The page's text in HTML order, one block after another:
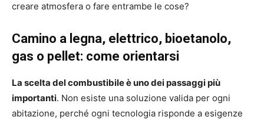
creare atmosfera o fare entrambe le cose?
Camino a legna, elettrico, bioetanolo,
gas o pellet: come orientarsi
La scelta del combustibile è uno dei passaggi più
importanti. Non esiste una soluzione valida per ogni
abitazione, perché ogni tecnologia risponde a esigenze